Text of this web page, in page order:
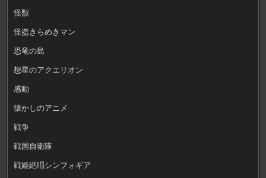
怪獣
怪盗きらめきマン
恐竜の島
想星のアクエリオン
感動
懐かしのアニメ
戦争
戦国自衛隊
戦姫絶唱シンフォギア